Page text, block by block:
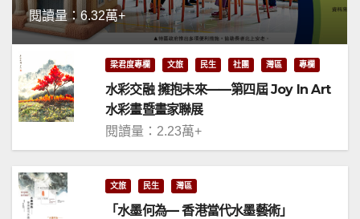
閱讀量：6.32萬+
梁君度專欄 文旅 民生 社團 灣區 專欄
水彩交融 擁抱未來——第四屆 Joy In Art
水彩畫暨畫家聯展
閱讀量：2.23萬+
文旅 民生 灣區
「水墨何為— 香港當代水墨藝術」